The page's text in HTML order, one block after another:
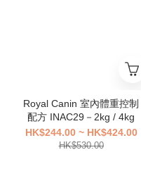
Royal Canin 室內體重控制
配方 INAC29－2kg / 4kg
HK$244.00 ~ HK$424.00
HK$530.00